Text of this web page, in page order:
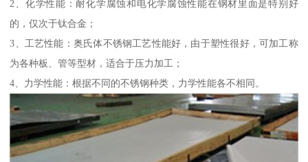
2、化学性能：耐化学腐蚀和电化学腐蚀性能在钢材里面是特别好
的，仅次于钛合金；
3、工艺性能：奥氏体不锈钢工艺性能好，由于塑性很好，可加工称
为各种板、管等型材，适合于压力加工；
4、力学性能：根据不同的不锈钢种类，力学性能各不相同。